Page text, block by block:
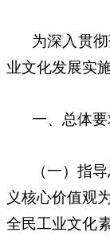
为深入贯
业文化发展实
一、总体要
（一）指
义核心价值观
全民工业文化